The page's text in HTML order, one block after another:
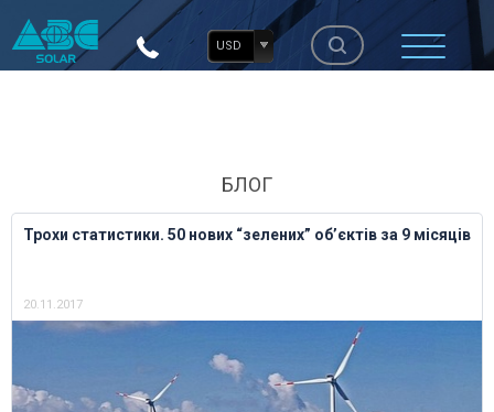
USD
БЛОГ
Трохи статистики. 50 нових “зелених” об’єктів за 9 місяців
20.11.2017